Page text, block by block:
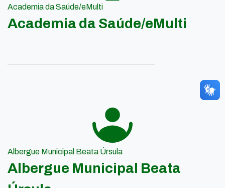
Academia da Saúde/eMulti
Academia da Saúde/eMulti
Albergue Municipal Beata Úrsula
Albergue Municipal Beata